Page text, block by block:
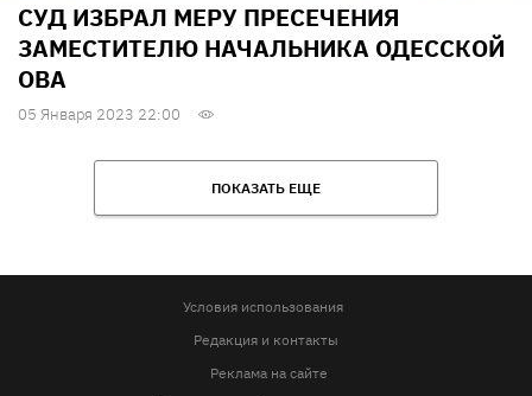
СУД ИЗБРАЛ МЕРУ ПРЕСЕЧЕНИЯ
ЗАМЕСТИТЕЛЮ НАЧАЛЬНИКА ОДЕССКОЙ
ОВА
05 Января 2023 22:00
ПОКАЗАТЬ ЕЩЕ
Условия использования
Редакция и контакты
Реклама на сайте